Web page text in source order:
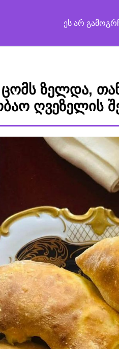
ეს არ
ზელდა,
ღვეზელის